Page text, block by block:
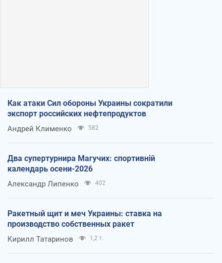
Как атаки Сил обороны Украины сократили
экспорт российских нефтепродуктов
Андрей Клименко 582
Два супертурнира Магучих: спортивній
календарь осени-2026
Александр Липенко 402
Ракетный щит и меч Украины: ставка на
производство собственных ракет
Кирилл Татаринов 1,2 т.